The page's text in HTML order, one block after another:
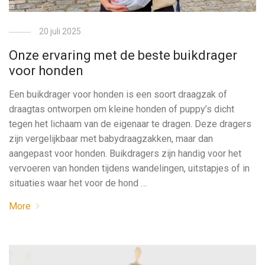
20 juli 2025
Onze ervaring met de beste buikdrager
voor honden
Een buikdrager voor honden is een soort draagzak of
draagtas ontworpen om kleine honden of puppy’s dicht
tegen het lichaam van de eigenaar te dragen. Deze dragers
zijn vergelijkbaar met babydraagzakken, maar dan
aangepast voor honden. Buikdragers zijn handig voor het
vervoeren van honden tijdens wandelingen, uitstapjes of in
situaties waar het voor de hond …
More